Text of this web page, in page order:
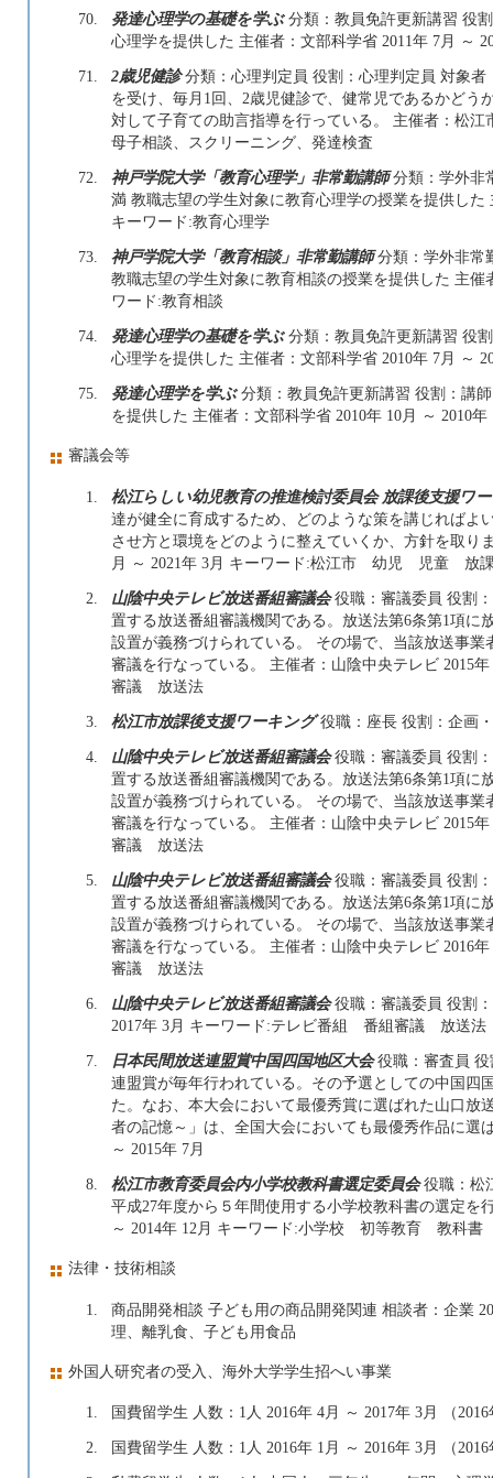
70.
発達心理学の基礎を学ぶ分類：教員免許更新講習 役
心理学を提供した 主催者：文部科学省 2011年 7月 ～
71.
2歳児健診分類：心理判定員 役割：心理判定員 対象者
を受け、毎月1回、2歳児健診で、健常児であるかど
対して子育ての助言指導を行っている。 主催者：松江
母子相談、スクリーニング、発達検査
72.
神戸学院大学「教育心理学」非常勤講師分類：学外非
満 教職志望の学生対象に教育心理学の授業を提供した
キーワード:教育心理学
73.
神戸学院大学「教育相談」非常勤講師分類：学外非常
教職志望の学生対象に教育相談の授業を提供した 主催
ワード:教育相談
74.
発達心理学の基礎を学ぶ分類：教員免許更新講習 役
心理学を提供した 主催者：文部科学省 2010年 7月 ～
75.
発達心理学を学ぶ分類：教員免許更新講習 役割：講
を提供した 主催者：文部科学省 2010年 10月 ～ 2010
審議会等
1.
松江らしい幼児教育の推進検討委員会 放課後支援ワ
達が健全に育成するため、どのような策を講じればよ
させ方と環境をどのように整えていくか、方針を取り
月 ～ 2021年 3月 キーワード:松江市 幼児 児童 放
2.
山陰中央テレビ放送番組審議会役職：審議委員 役割
置する放送番組審議機関である。放送法第6条第1項に
設置が義務づけられている。 その場で、当該放送事
審議を行なっている。 主催者：山陰中央テレビ 2015
審議 放送法
3.
松江市放課後支援ワーキング役職：座長 役割：企画
4.
山陰中央テレビ放送番組審議会役職：審議委員 役割
置する放送番組審議機関である。放送法第6条第1項に
設置が義務づけられている。 その場で、当該放送事
審議を行なっている。 主催者：山陰中央テレビ 2015
審議 放送法
5.
山陰中央テレビ放送番組審議会役職：審議委員 役割
置する放送番組審議機関である。放送法第6条第1項に
設置が義務づけられている。 その場で、当該放送事
審議を行なっている。 主催者：山陰中央テレビ 2016
審議 放送法
6.
山陰中央テレビ放送番組審議会役職：審議委員 役割
2017年 3月 キーワード:テレビ番組 番組審議 放送法
7.
日本民間放送連盟賞中国四国地区大会役職：審査員 役
連盟賞が毎年行われている。その予選としての中国四
た。なお、本大会において最優秀賞に選ばれた山口放
者の記憶～」は、全国大会においても最優秀作品に選
～ 2015年 7月
8.
松江市教育委員会内小学校教科書選定委員会役職：松
平成27年度から５年間使用する小学校教科書の選定を
～ 2014年 12月 キーワード:小学校 初等教育 教科書
法律・技術相談
1.
商品開発相談 子ども用の商品開発関連 相談者：企業
理、離乳食、子ども用食品
外国人研究者の受入、海外大学学生招へい事業
1.
国費留学生 人数：1人 2016年 4月 ～ 2017年 3月 （
2.
国費留学生 人数：1人 2016年 1月 ～ 2016年 3月 （